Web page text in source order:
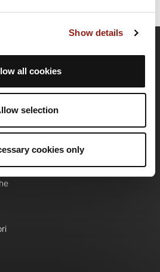
Show details
all cookies
selection
cookies only